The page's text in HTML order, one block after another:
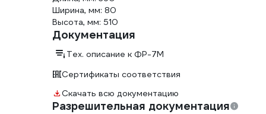
Ширина, мм: 80
Высота, мм: 510
Документация
Тех. описание к ФР-7М
Сертификаты соответствия
Скачать всю документацию
Разрешительная документация